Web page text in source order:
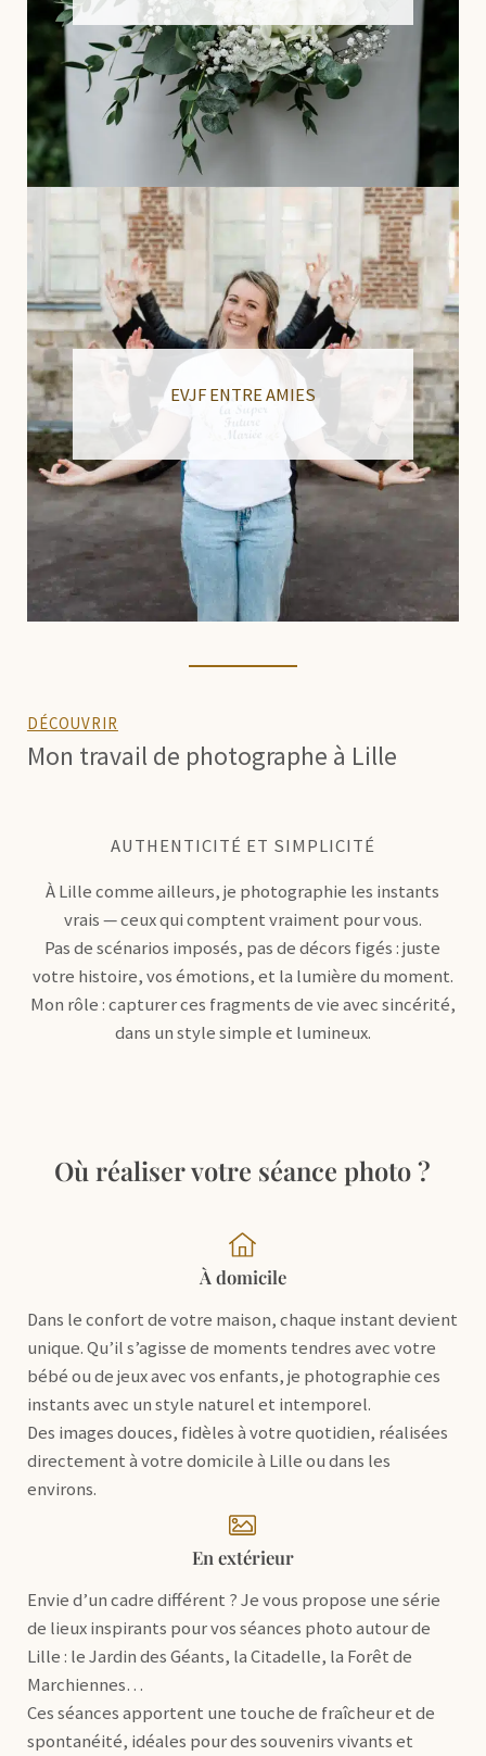
EVJF ENTRE AMIES
DÉCOUVRIR
Mon travail de photographe à Lille
AUTHENTICITÉ ET SIMPLICITÉ
À Lille comme ailleurs, je photographie les instants
vrais — ceux qui comptent vraiment pour vous.
Pas de scénarios imposés, pas de décors figés : juste
votre histoire, vos émotions, et la lumière du moment.
Mon rôle : capturer ces fragments de vie avec sincérité,
dans un style simple et lumineux.
Où réaliser votre séance photo ?
À domicile
Dans le confort de votre maison, chaque instant devient
unique. Qu’il s’agisse de moments tendres avec votre
bébé ou de jeux avec vos enfants, je photographie ces
instants avec un style naturel et intemporel.
Des images douces, fidèles à votre quotidien, réalisées
directement à votre domicile à Lille ou dans les
environs.
En extérieur
Envie d’un cadre différent ? Je vous propose une série
de lieux inspirants pour vos séances photo autour de
Lille : le Jardin des Géants, la Citadelle, la Forêt de
Marchiennes…
Ces séances apportent une touche de fraîcheur et de
spontanéité, idéales pour des souvenirs vivants et